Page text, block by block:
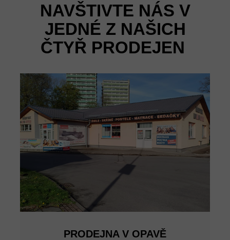
NAVŠTIVTE NÁS V
JEDNÉ Z NAŠICH
ČTYŘ PRODEJEN
PRODEJNA V OPAVĚ